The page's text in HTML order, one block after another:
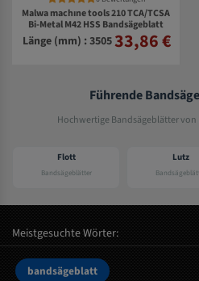
Malwa machıne tools 210 TCA/TCSA
Bi-Metal M42 HSS Bandsägeblatt
Länge (mm) : 350533,86 €
Führende
Hochwertige Bandsägeblätter
Flott
Bandsägeblätter
Lutz
Meistgesuchte Wörter:
bandsägeblatt